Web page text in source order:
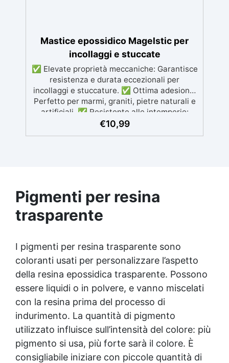
Asciugatura rapida: già calpestabile il giorno
successivo
Mastice epossidico Magelstic per
incollaggi e stuccate
✅ Elevate proprietà meccaniche: Garantisce
resistenza e durata eccezionali per
incollaggi e stuccature. ✅ Ottima adesione:
Perfetto per marmi, graniti, pietre naturali e
artificiali. ✅ Resistente alle intemperie:
Inalterabile alle condizioni atmosferiche e
€10,99
Pigmenti per resina
trasparente
I pigmenti per resina trasparente sono
coloranti usati per personalizzare l’aspetto
della resina epossidica trasparente. Possono
essere liquidi o in polvere, e vanno miscelati
con la resina prima del processo di
indurimento. La quantità di pigmento
utilizzato influisce sull’intensità del colore: più
pigmento si usa, più forte sarà il colore. È
consigliabile iniziare con piccole quantità di